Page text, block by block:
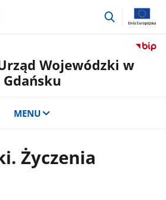
przejdź
Wojewódzki w
Gdańsku
MENU
Życzenia